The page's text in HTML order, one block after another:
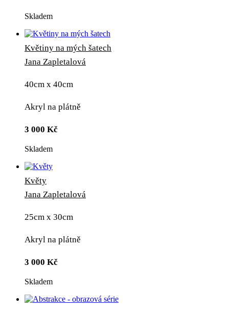
Skladem
Květiny na mých šatech
Jana Zapletalová
40cm x 40cm
Akryl na plátně
3 000 Kč
Skladem
Květy
Jana Zapletalová
25cm x 30cm
Akryl na plátně
3 000 Kč
Skladem